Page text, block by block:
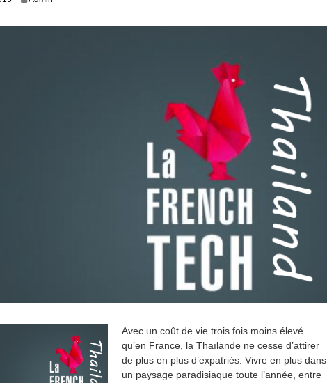
Avec un coût de vie trois fois moins élevé
qu’en France, la Thaïlande ne cesse d’attirer
de plus en plus d’expatriés. Vivre en plus dans
un paysage paradisiaque toute l’année, entre